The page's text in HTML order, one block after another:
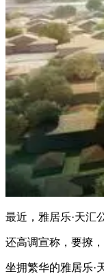
最近，雅居乐·天汇
还高调宣称，要撩
坐拥繁华的雅居乐·